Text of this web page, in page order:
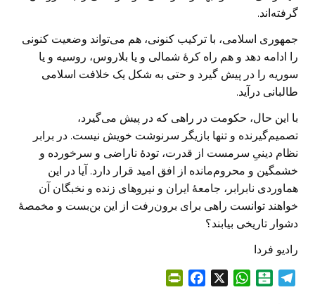
گرفته‌اند.
جمهوری اسلامی، با ترکیب کنونی، هم می‌تواند وضعیت کنونی
را ادامه دهد و هم راه کرهٔ شمالی و یا بلاروس، روسیه و یا
سوریه را در پیش گیرد و حتی به شکل یک خلافت اسلامی
طالبانی درآید.
با این حال، حکومت در راهی که در پیش می‌گیرد،
تصمیم‌گیرنده و تنها بازیگر سرنوشت خویش نیست. در برابر
نظام دینیِ سرمست از قدرت، تودهٔ ناراضی و سرخورده و
خشمگین و محروم‌مانده از افق امید قرار دارد. آیا در این
هماوردی نابرابر، جامعهٔ ایران و نیروهای زنده و نخبگان آن
خواهند توانست راهی برای برون‌رفت از این بن‌بست و مخمصهٔ
دشوار تاریخی بیابند؟
رادیو فردا
W